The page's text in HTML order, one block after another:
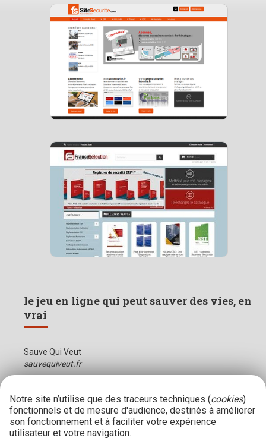
le jeu en ligne qui peut sauver des vies, en
vrai
Sauve Qui Veut
sauvequiveut.fr
Notre site n’utilise que des traceurs techniques (cookies)
fonctionnels et de mesure d'audience, destinés à améliorer
son fonctionnement et à faciliter votre expérience
utilisateur et votre navigation.